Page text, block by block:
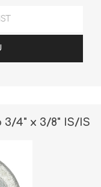
4" x 3/8" IS/IS